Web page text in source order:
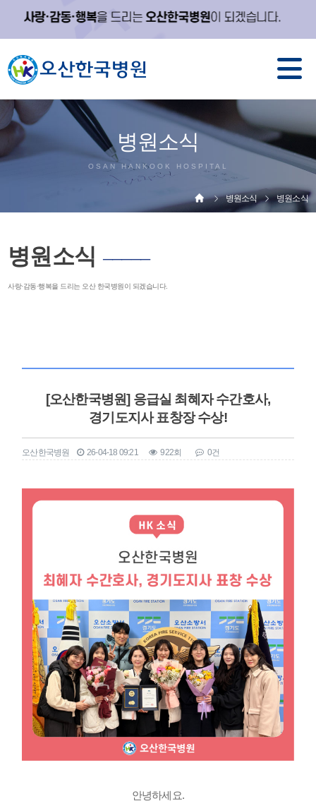
병원소식
OSAN HANKOOK HOSPITAL
병원소식 병원소식
병원소식 ─────
사랑·감동·행복을 드리는 오산 한국병원이 되겠습니다.
[오산한국병원] 응급실 최혜자 수간호사,
경기도지사 표창장 수상!
오산한국병원 26-04-18 09:21 922회 0건
본문
안녕하세요.